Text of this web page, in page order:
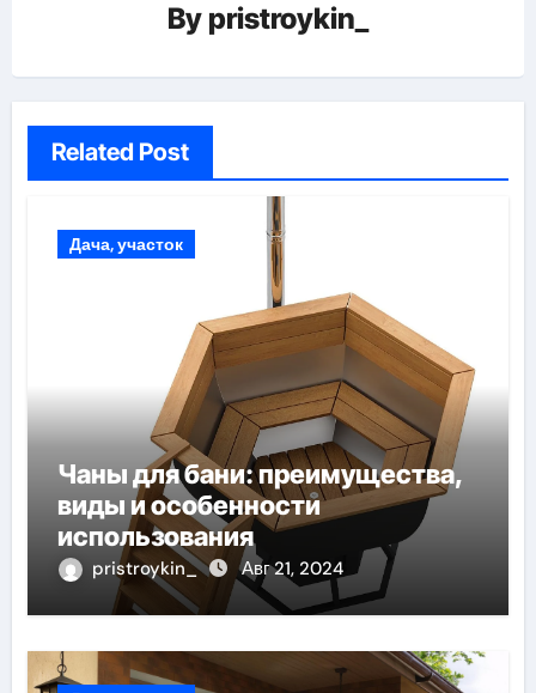
By pristroykin_
Related Post
Дача, участок
Чаны для бани: преимущества,
виды и особенности
использования
pristroykin_ Авг 21, 2024